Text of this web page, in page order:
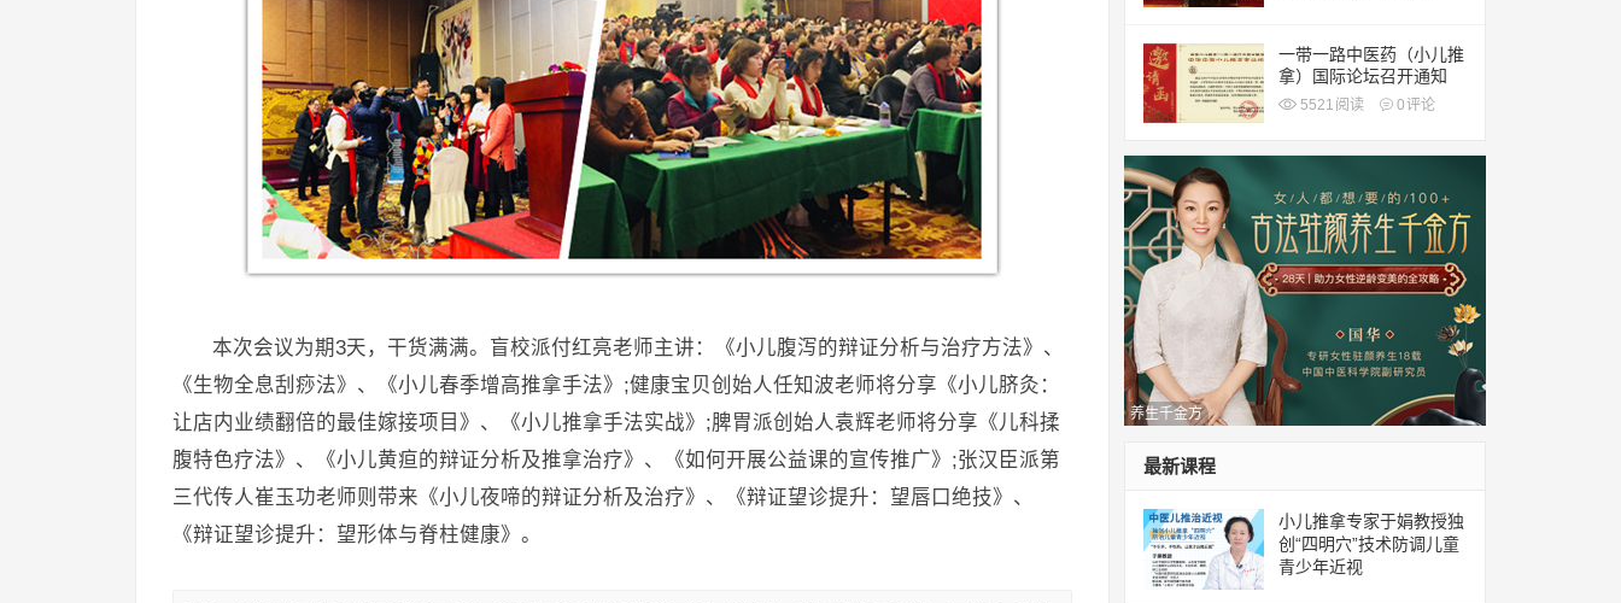
本次会议为期3天，干货满满。盲校派付红亮老师主讲：《小儿腹泻的辩证分析与治疗方法》、
《生物全息刮痧法》、《小儿春季增高推拿手法》;健康宝贝创始人任知波老师将分享《小儿脐灸：
让店内业绩翻倍的最佳嫁接项目》、《小儿推拿手法实战》;脾胃派创始人袁辉老师将分享《儿科揉
腹特色疗法》、《小儿黄疸的辩证分析及推拿治疗》、《如何开展公益课的宣传推广》;张汉臣派第
三代传人崔玉功老师则带来《小儿夜啼的辩证分析及治疗》、《辩证望诊提升：望唇口绝技》、
《辩证望诊提升：望形体与脊柱健康》。
一带一路中医药（小儿推
拿）国际论坛召开通知
5521 阅读 0评论
养生千金方
最新课程
小儿推拿专家于娟教授独
创“四明穴”技术防调儿童
青少年近视